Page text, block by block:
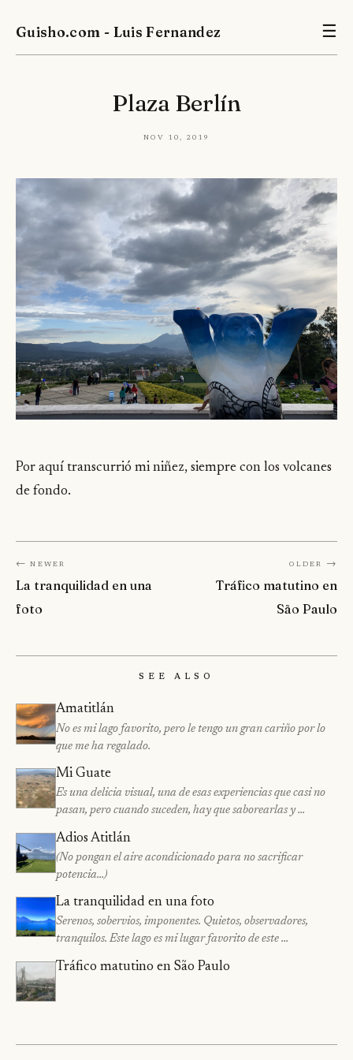
Guisho.com - Luis Fernandez ☰
Plaza Berlín
Nov 10, 2019
Por aquí transcurrió mi niñez, siempre con los volcanes
de fondo.
← Newer
La tranquilidad en una
foto
Older →
Tráfico matutino en
São Paulo
See Also
Amatitlán
No es mi lago favorito, pero le tengo un gran cariño por lo
que me ha regalado.
Mi Guate
Es una delicia visual, una de esas experiencias que casi no
pasan, pero cuando suceden, hay que saborearlas y …
Adios Atitlán
(No pongan el aire acondicionado para no sacrificar
potencia…)
La tranquilidad en una foto
Serenos, sobervios, imponentes. Quietos, observadores,
tranquilos. Este lago es mi lugar favorito de este …
Tráfico matutino en São Paulo